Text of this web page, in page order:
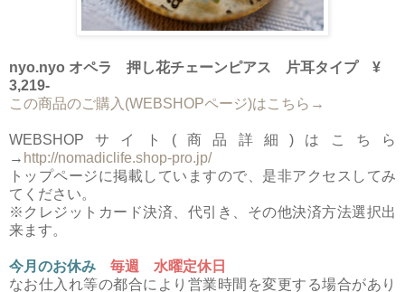
nyo.nyo オペラ 押し花チェーンピアス 片耳タイプ ¥
3,219-
この商品のご購入(WEBSHOPページ)はこちら→
WEBSHOPサイト(商品詳細)はこちら
→ http://nomadiclife.shop-pro.jp/
トップページに掲載していますので、是非アクセスしてみ
てください。
※クレジットカード決済、代引き、その他決済方法選択出
来ます。
今月のお休み
毎週 水曜定休日
なお仕入れ等の都合により営業時間を変更する場合があり